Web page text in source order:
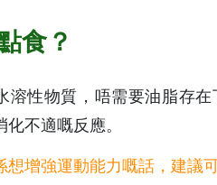
食？
溶性物質，唔需要油脂存
化不適嘅反應。
想增強運動能力嘅話，建議